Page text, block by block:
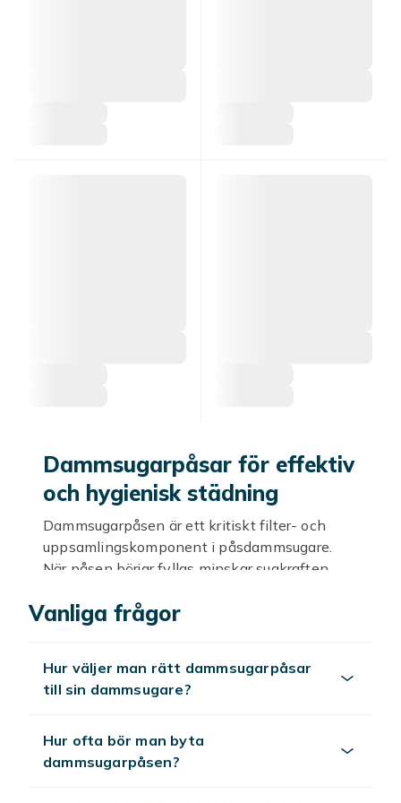
Dammsugarpåsar för effektiv
och hygienisk städning
Dammsugarpåsen är ett kritiskt filter- och
uppsamlingskomponent i påsdammsugare.
När påsen börjar fyllas minskar sugkraften
dammsugaren på topp hela tiden. Hos Fyndiq
Originalstora vs. kompatibla
Tillverkarens originalpåsar är garanterat rätt
Vanliga frågor
Hur väljer man rätt dammsugarpåsar
till sin dammsugare?
Hur ofta bör man byta
dammsugarpåsen?